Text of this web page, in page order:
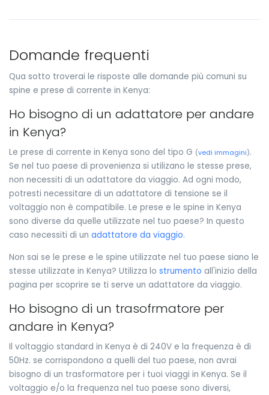
Domande frequenti
Qua sotto troverai le risposte alle domande più comuni su
spine e prese di corrente in Kenya:
Ho bisogno di un adattatore per andare
in Kenya?
Le prese di corrente in Kenya sono del tipo G (vedi immagini).
Se nel tuo paese di provenienza si utilizano le stesse prese,
non necessiti di un adattatore da viaggio. Ad ogni modo,
potresti necessitare di un adattatore di tensione se il
voltaggio non è compatibile. Le prese e le spine in Kenya
sono diverse da quelle utilizzate nel tuo paese? In questo
caso necessiti di un adattatore da viaggio.
Non sai se le prese e le spine utilizzate nel tuo paese siano le
stesse utilizzate in Kenya? Utilizza lo strumento all'inizio della
pagina per scoprire se ti serve un adattatore da viaggio.
Ho bisogno di un trasofrmatore per
andare in Kenya?
Il voltaggio standard in Kenya è di 240V e la frequenza è di
50Hz. se corrispondono a quelli del tuo paese, non avrai
bisogno di un trasformatore per i tuoi viaggi in Kenya. Se il
voltaggio e/o la frequenza nel tuo paese sono diversi,